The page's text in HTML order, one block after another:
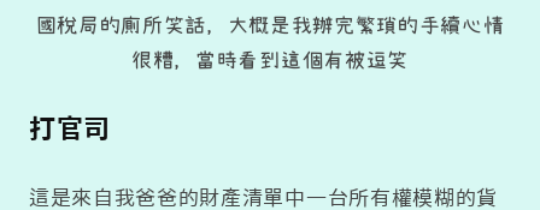
國稅局的廁所笑話，大概是我辦完繁瑣的手續心情
很糟，當時看到這個有被逗笑
打官司
這是來自我爸爸的財產清單中一台所有權模糊的貨